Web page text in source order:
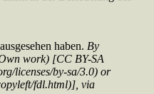
haben. By
work) [CC BY-SA
licenses/by-sa/3.0) or
fdl.html)], via